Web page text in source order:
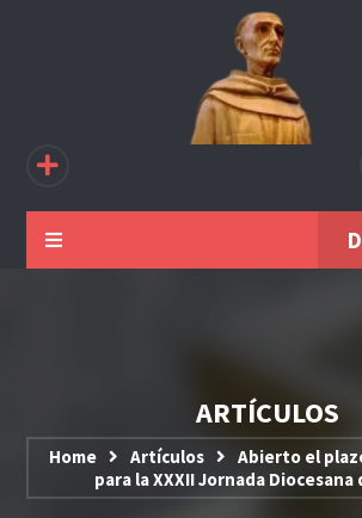
ARTÍCULOS
Home Artículos
Abierto el
para la XXXII Jornada Diocesana